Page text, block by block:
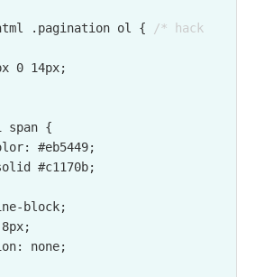
.pagination ol {
/* hack
{